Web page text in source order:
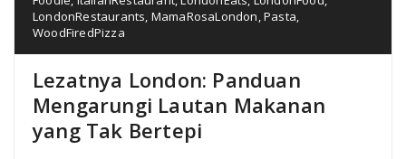
LondonRestaurants MamaRosaLondon ,Pasta
WoodFiredPizza
Lezatnya London: Panduan
Mengarungi Lautan Makanan
yang Tak Bertepi